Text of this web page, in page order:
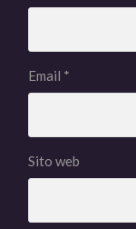
Email *
Sito web